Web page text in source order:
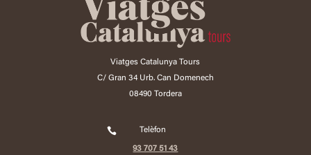
Viatges Catalunya Tours
C/ Gran 34 Urb. Can Domenech
08490 Tordera
 Telèfon
93 707 51 43